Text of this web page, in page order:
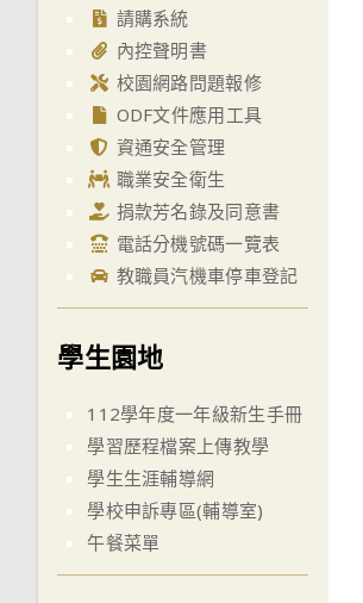
請購系統
內控聲明書
校園網路問題報修
ODF文件應用工具
資通安全管理
職業安全衛生
捐款芳名錄及同意書
電話分機號碼一覽表
教職員汽機車停車登記
學生園地
112學年度一年級新生手冊
學習歷程檔案上傳教學
學生生涯輔導網
學校申訴專區(輔導室)
午餐菜單